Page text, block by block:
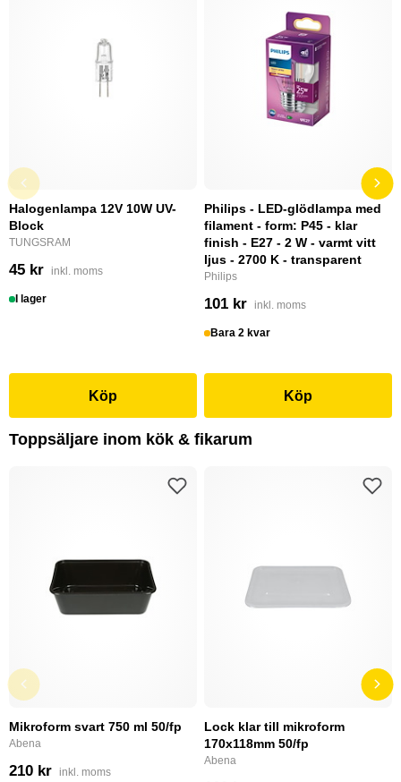
Halogenlampa 12V 10W UV-
Block
TUNGSRAM
45 kr inkl. moms
I lager
Köp
Philips - LED-glödlampa med
filament - form: P45 - klar
finish - E27 - 2 W - varmt vitt
ljus - 2700 K - transparent
Philips
101 kr inkl. moms
Bara 2 kvar
Köp
Toppsäljare inom kök & fikarum
Mikroform svart 750 ml 50/fp
Abena
210 kr inkl. moms
Lock klar till mikroform
170x118mm 50/fp
Abena